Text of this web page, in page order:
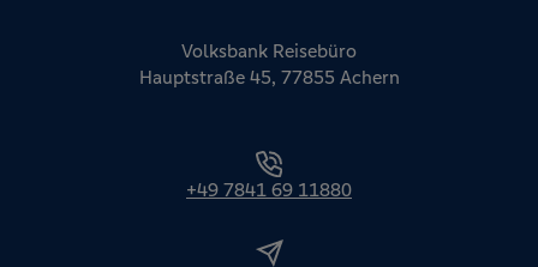
Volksbank Reisebüro
Hauptstraße 45, 77855 Achern
+49 7841 69 11880